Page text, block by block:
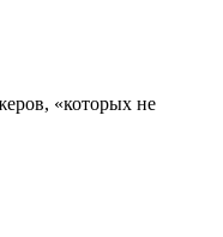
«которых не